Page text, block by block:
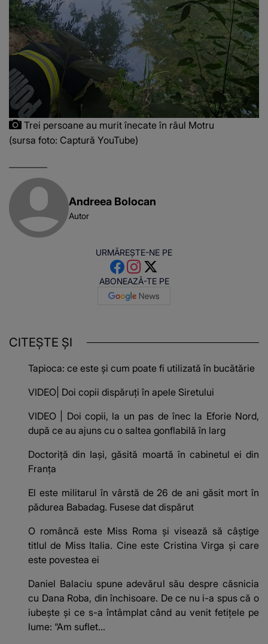
Trei persoane au murit înecate în râul Motru
(sursa foto: Captură YouTube)
Andreea Bolocan
Autor
URMĂREȘTE-NE PE
ABONEAZĂ-TE PE
CITEȘTE ȘI
Tapioca: ce este și cum poate fi utilizată în bucătărie
VIDEO| Doi copii dispăruți în apele Siretului
VIDEO | Doi copii, la un pas de înec la Eforie Nord,
după ce au ajuns cu o saltea gonflabilă în larg
Doctoriță din Iași, găsită moartă în cabinetul ei din
Franța
El este militarul în vârstă de 26 de ani găsit mort în
pădurea Babadag. Fusese dat dispărut
O româncă este Miss Roma și visează să câștige
titlul de Miss Italia. Cine este Cristina Virga și care
este povestea ei
Daniel Balaciu spune adevărul său despre căsnicia
cu Dana Roba, din închisoare. De ce nu i-a spus că o
iubește și ce s-a întâmplat când au venit fetițele pe
lume: “Am suflet...